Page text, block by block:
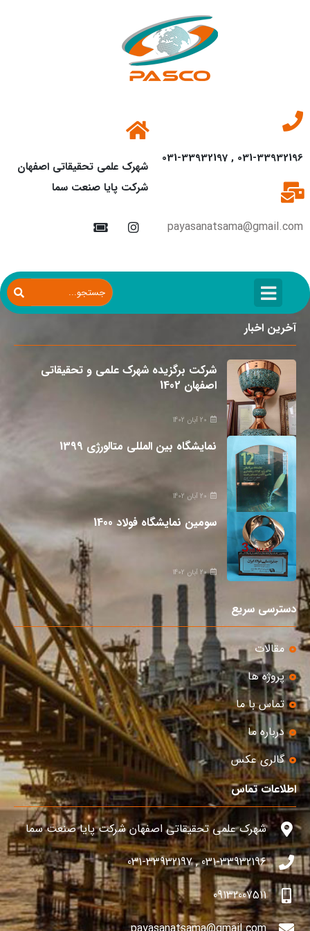
031-33932196 , 031-33932197
payasanatsama@gmail.com
شهرک علمی تحقیقاتی اصفهان
شرکت پایا صنعت سما
آخرین اخبار
شرکت برگزیده شهرک علمی و تحقیقاتی
اصفهان 1402
20 آبان 1402
نمایشگاه بین المللی متالورژی 1399
20 آبان 1402
سومین نمایشگاه فولاد 1400
20 آبان 1402
دسترسی سریع
مقالات
پروژه ها
تماس با ما
درباره ما
گالری عکس
اطلاعات تماس
شهرک علمی تحقیقاتی اصفهان شرکت پایا صنعت سما
031-33932196 , 031-33932197
09132007511